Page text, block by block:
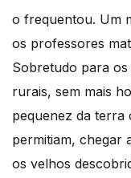
o frequentou. Um
os professores
Sobretudo para
rurais, sem mais
pequenez da terra
permitiam, chegar
os velhos